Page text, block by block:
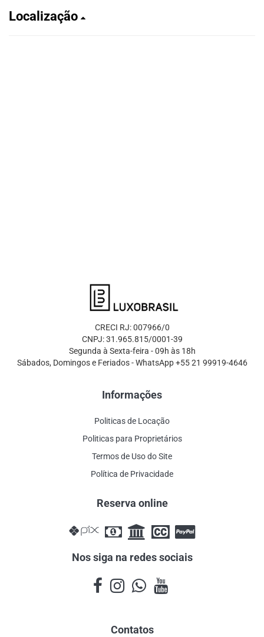
Localização
CRECI RJ: 007966/0
CNPJ: 31.965.815/0001-39
Segunda à Sexta-feira - 09h às 18h
Sábados, Domingos e Feriados - WhatsApp +55 21 99919-4646
Informações
Politicas de Locação
Politicas para Proprietários
Termos de Uso do Site
Política de Privacidade
Reserva online
Nos siga na redes sociais
Contatos